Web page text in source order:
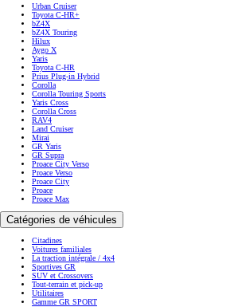
Urban Cruiser
Toyota C-HR+
bZ4X
bZ4X Touring
Hilux
Aygo X
Yaris
Toyota C-HR
Prius Plug-in Hybrid
Corolla
Corolla Touring Sports
Yaris Cross
Corolla Cross
RAV4
Land Cruiser
Mirai
GR Yaris
GR Supra
Proace City Verso
Proace Verso
Proace City
Proace
Proace Max
Catégories de véhicules
Citadines
Voitures familiales
La traction intégrale / 4x4
Sportives GR
SUV et Crossovers
Tout-terrain et pick-up
Utilitaires
Gamme GR SPORT